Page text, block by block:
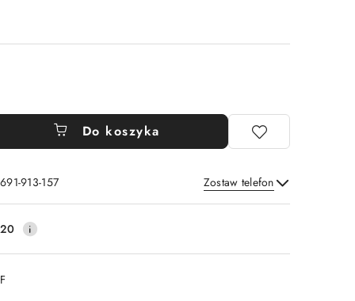
Do koszyka
913-157 Zostaw telefon
Wyślij